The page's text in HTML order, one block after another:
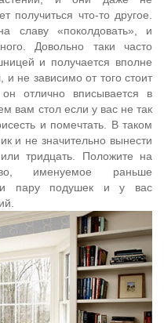
получиться что-то другое.
«поколдовать», и
Довольно таки часто
и получается вполне
не зависимо от того стоит
отлично вписывается в
вам стол если у вас не так
и помечтать. В таком
и не значительно вынести
тридцать. Положите на
именуемое раньше
и пару подушек и у вас